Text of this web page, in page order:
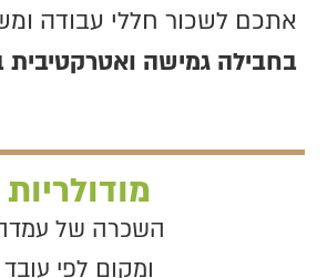
אתכם לשכור חללי עבודה
בחבילה גמישה ואטרקטיבית ב*40%
מודולריות
השכרה של
ומקום לפי עובד